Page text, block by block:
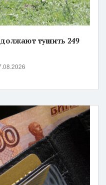
тушить 249